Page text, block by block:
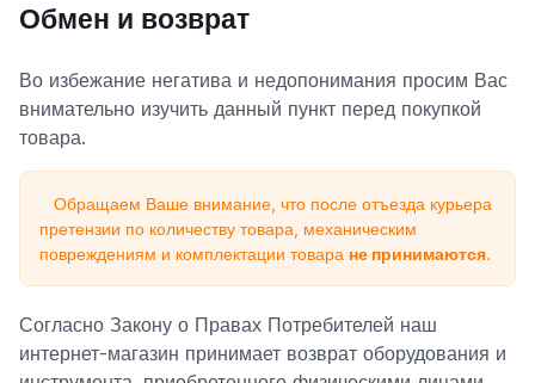
Обмен и возврат
Во избежание негатива и недопонимания просим Вас
внимательно изучить данный пункт перед покупкой
товара.
Обращаем Ваше внимание, что после отъезда курьера
претензии по количеству товара, механическим
повреждениям и комплектации товара не принимаются.
Согласно Закону о Правах Потребителей наш
интернет-магазин принимает возврат оборудования и